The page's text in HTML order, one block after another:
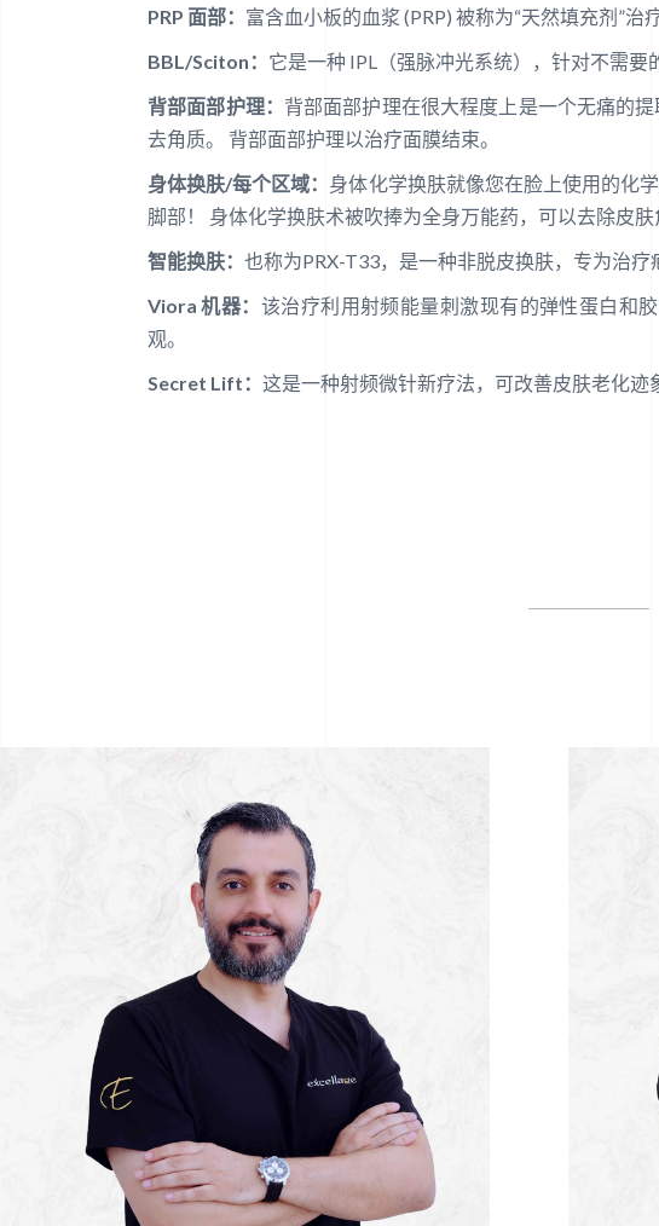
PRP 面部： 富含血小板的血浆 (PRP) 被称为“天然填充剂”
BBL/Sciton： 它是一种 IPL（强脉冲光系统），针对不需要
背部面部护理： 背部面部护理在很大程度上是一个无痛的
去角质。 背部面部护理以治疗面膜结束。
身体换肤/每个区域： 身体化学换肤就像您在脸上使用的化
脚部！ 身体化学换肤术被吹捧为全身万能药，可以去除皮肤
智能换肤： 也称为PRX-T33，是一种非脱皮换肤，专为治
Viora 机器： 该治疗利用射频能量刺激现有的弹性蛋白和
观。
Secret Lift： 这是一种射频微针新疗法，可改善皮肤老化迹